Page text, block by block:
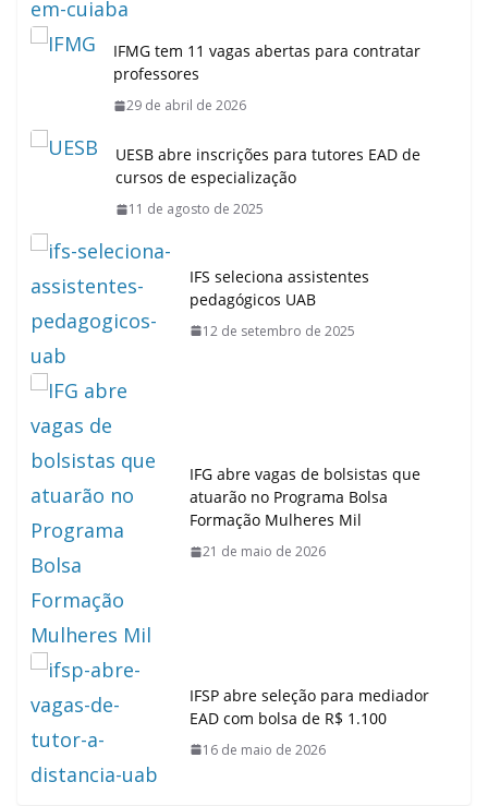
IFMG tem 11 vagas abertas para contratar
professores
29 de abril de 2026
UESB abre inscrições para tutores EAD de
cursos de especialização
11 de agosto de 2025
IFS seleciona assistentes
pedagógicos UAB
12 de setembro de 2025
IFG abre vagas de bolsistas que
atuarão no Programa Bolsa
Formação Mulheres Mil
21 de maio de 2026
IFSP abre seleção para mediador
EAD com bolsa de R$ 1.100
16 de maio de 2026